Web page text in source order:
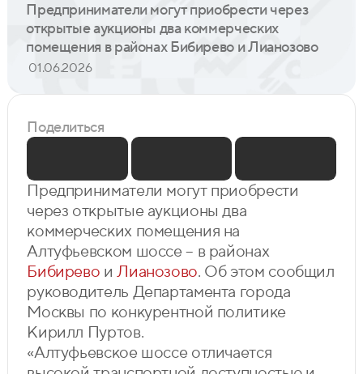
Предприниматели могут приобрести через
открытые аукционы два коммерческих
помещения в районах Бибирево и Лианозово
01.06.2026
Предприниматели могут приобрести
через открытые аукционы два
коммерческих помещения на
Алтуфьевском шоссе – в районах
Бибирево иЛианозово. Об этом сообщил
руководитель Департамента города
Москвы по конкурентной политике
Кирилл Пуртов.
«Алтуфьевское шоссе отличается
Поделиться